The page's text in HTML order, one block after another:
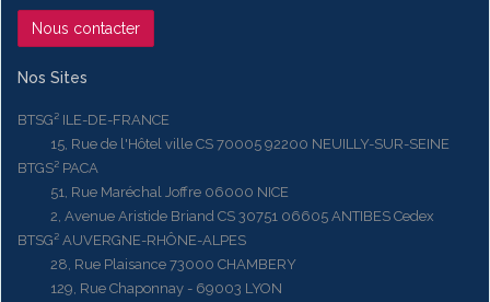
Nous contacter
Nos Sites
BTSG² ILE-DE-FRANCE
15, Rue de l'Hôtel ville CS 70005 92200 NEUILLY-SUR-SEINE
BTGS² PACA
51, Rue Maréchal Joffre 06000 NICE
2, Avenue Aristide Briand CS 30751 06605 ANTIBES Cedex
BTSG² AUVERGNE-RHÔNE-ALPES
28, Rue Plaisance 73000 CHAMBERY
129, Rue Chaponnay - 69003 LYON